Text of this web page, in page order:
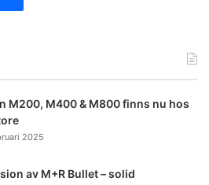
M200, M400 & M800 finns nu hos
2025
av M+R Bullet – solid